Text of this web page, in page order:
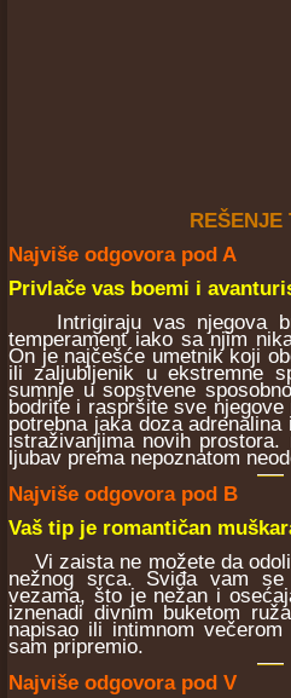
REŠENJE
Najviše odgovora pod A
Privlače vas boemi i
Intrigiraju vas njegova
temperament iako sa njim
On je najčešće umetnik koji
ili zaljubljenik u ekstremne
sumnje u sopstvene
bodrite i raspršite sve
potrebna jaka doza
istraživanjima novih
ljubav prema nepoznatom
Najviše odgovora pod B
Vaš tip je romantičan
Vi zaista ne možete da
nežnog srca. Sviđa vam
vezama, što je nežan i
iznenadi divnim buketom
napisao ili intimnom
sam pripremio.
Najviše odgovora pod V